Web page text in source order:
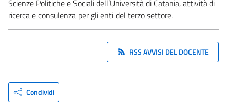
Scienze Politiche e Sociali dell’Università di Catania, attività di
ricerca e consulenza per gli enti del terzo settore.
RSS AVVISI DEL DOCENTE
Condividi